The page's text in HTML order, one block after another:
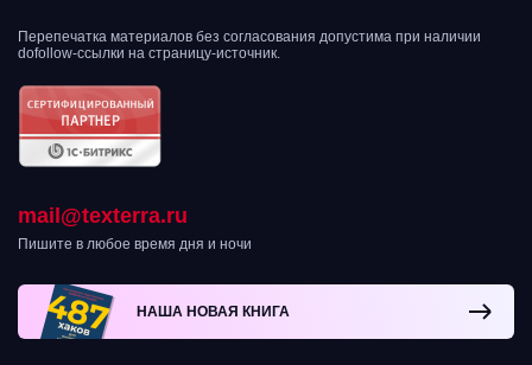
Перепечатка материалов без согласования допустима при наличии
dofollow-ссылки на страницу-источник.
mail@texterra.ru
Пишите в любое время дня и ночи
НАША НОВАЯ КНИГА